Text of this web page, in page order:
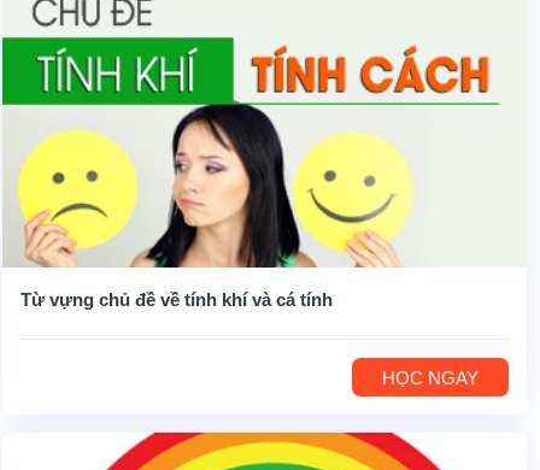
Từ vựng chủ đề về tính khí và cá tính
HỌC NGAY